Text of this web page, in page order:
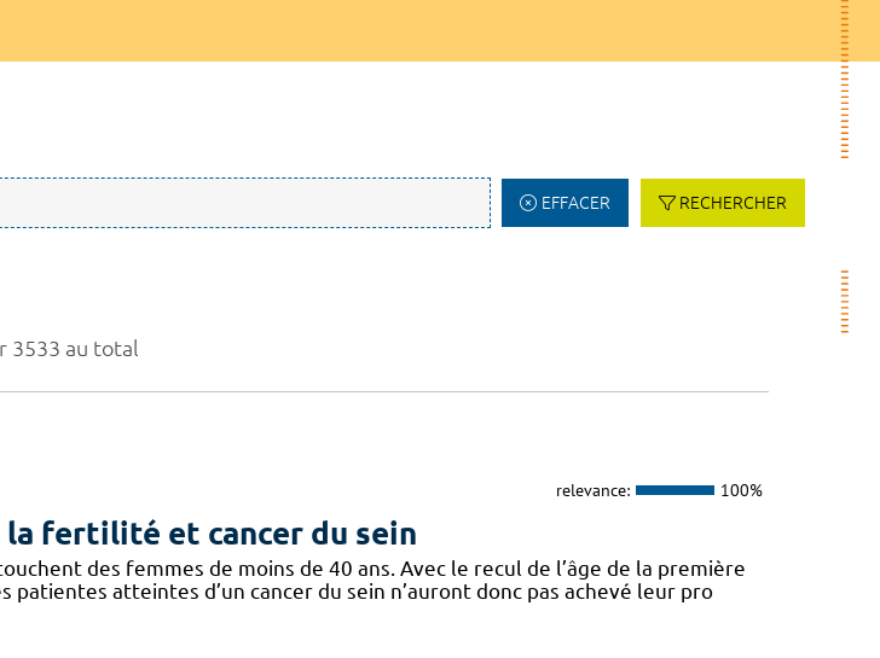
EFFACER RECHERCHER
3533 au total
relevance: 100%
fertilité et cancer du sein
des femmes de moins de 40 ans. Avec le recul de l’âge de la première
patientes atteintes d’un cancer du sein n’auront donc pas achevé leur pro